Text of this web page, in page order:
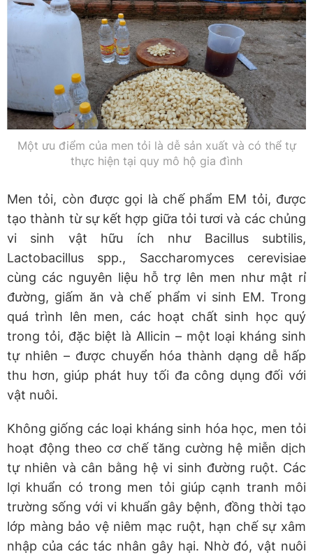
Một ưu điểm của men tỏi là dễ sản xuất và có thể tự
thực hiện tại quy mô hộ gia đình
Men tỏi, còn được gọi là chế phẩm EM tỏi, được
tạo thành từ sự kết hợp giữa tỏi tươi và các chủng
vi sinh vật hữu ích như Bacillus subtilis,
Lactobacillus spp., Saccharomyces cerevisiae
cùng các nguyên liệu hỗ trợ lên men như mật rỉ
đường, giấm ăn và chế phẩm vi sinh EM. Trong
quá trình lên men, các hoạt chất sinh học quý
trong tỏi, đặc biệt là Allicin – một loại kháng sinh
tự nhiên – được chuyển hóa thành dạng dễ hấp
thu hơn, giúp phát huy tối đa công dụng đối với
vật nuôi.
Không giống các loại kháng sinh hóa học, men tỏi
hoạt động theo cơ chế tăng cường hệ miễn dịch
tự nhiên và cân bằng hệ vi sinh đường ruột. Các
lợi khuẩn có trong men tỏi giúp cạnh tranh môi
trường sống với vi khuẩn gây bệnh, đồng thời tạo
lớp màng bảo vệ niêm mạc ruột, hạn chế sự xâm
nhập của các tác nhân gây hại. Nhờ đó, vật nuôi